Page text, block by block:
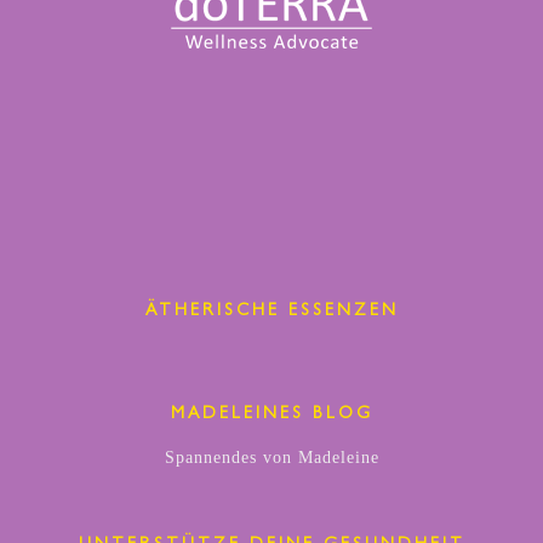
ÄTHERISCHE ESSENZEN
MADELEINES BLOG
Spannendes von Madeleine